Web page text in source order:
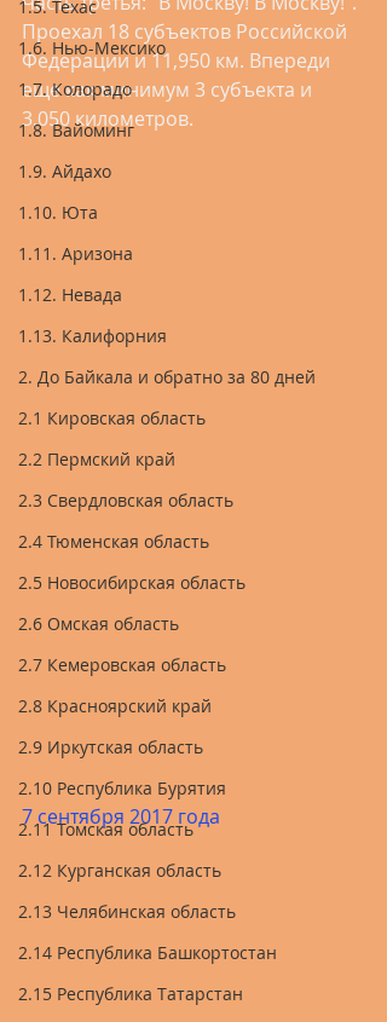
1.5. Техас
1.6. Нью-Мексико
1.7. Колорадо
1.8. Вайоминг
1.9. Айдахо
1.10. Юта
1.11. Аризона
1.12. Невада
1.13. Калифорния
2. До Байкала и обратно за 80 дней
2.1 Кировская область
2.2 Пермский край
2.3 Свердловская область
2.4 Тюменская область
2.5 Новосибирская область
2.6 Омская область
2.7 Кемеровская область
2.8 Красноярский край
2.9 Иркутская область
2.10 Республика Бурятия
2.11 Томская область
2.12 Курганская область
2.13 Челябинская область
2.14 Республика Башкортостан
2.15 Республика Татарстан
Проехал 18 субъектов Российской
Федерации и 11,950 км. Впереди
еще как минимум 3 субъекта и
3,050 километров.
7 сентября 2017 года